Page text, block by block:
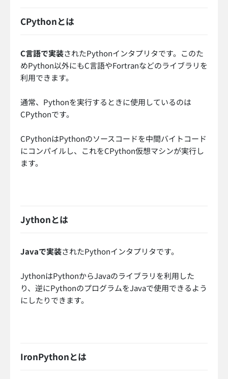
CPythonとは
C言語で実装されたPythonインタプリタです。このた
めPython以外にもC言語やFortranなどのライブラリを
利用できます。
通常、Pythonを実行するときに使用しているのは
CPythonです。
CPythonはPythonのソースコードを中間バイトコード
にコンパイルし、これをCPython仮想マシンが実行し
ます。
Jythonとは
Javaで実装されたPythonインタプリタです。
JythonはPythonからJavaのライブラリを利用した
り、逆にPythonのプログラムをJavaで使用できるよう
にしたりできます。
IronPythonとは